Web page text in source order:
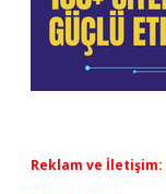
Reklam ve İletişim: